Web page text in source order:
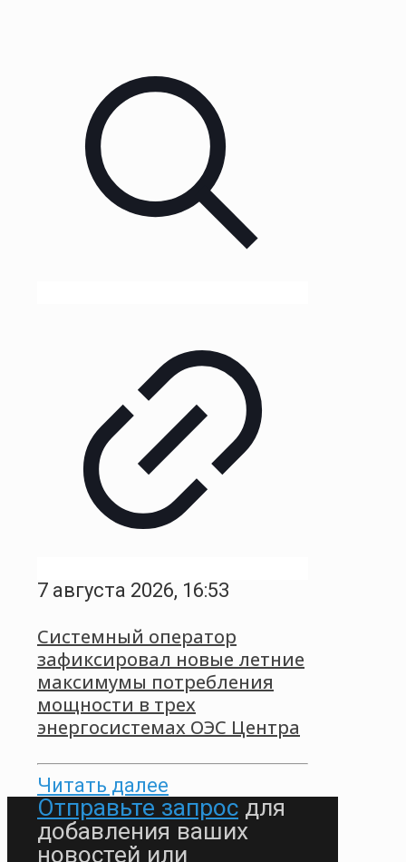
7 августа 2026, 16:53
Системный оператор
зафиксировал новые летние
максимумы потребления
мощности в трех
энергосистемах ОЭС Центра
Читать далее
Отправьте запрос для
добавления ваших
новостей или